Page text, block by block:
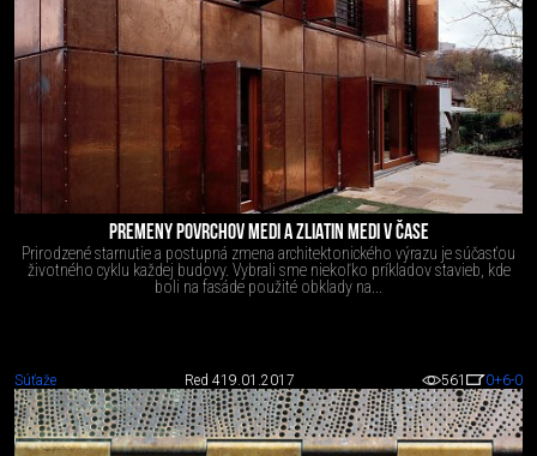
PREMENY POVRCHOV MEDI A ZLIATIN MEDI V ČASE
Prirodzené starnutie a postupná zmena architektonického výrazu je súčasťou
životného cyklu každej budovy. Vybrali sme niekoľko príkladov stavieb, kde
boli na fasáde použité obklady na...
Súťaže Red 419.01.2017 561 0+6-0